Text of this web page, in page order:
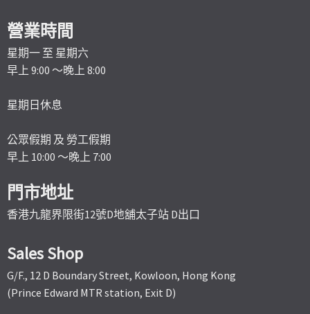
營業時間
星期一 至 星期六
早上 9:00 ～晚上 8:00
星期日休息
公眾假期 及 勞工假期
早上 10:00 ～晚上 7:00
門市地址
香港九龍界限街12號D地舖太子站 D出口
Sales Shop
G/F., 12 D Boundary Street, Kowloon, Hong Kong
(Prince Edward MTR station, Exit D)